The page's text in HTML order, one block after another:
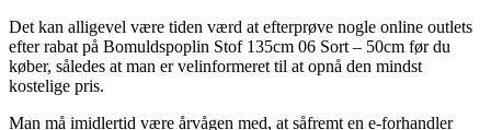
Det kan alligevel være tiden værd at efterprøve nogle online outlets
efter rabat på Bomuldspoplin Stof 135cm 06 Sort – 50cm før du
køber, således at man er velinformeret til at opnå den mindst
kostelige pris.
Man må imidlertid være årvågen med, at såfremt en e-forhandler